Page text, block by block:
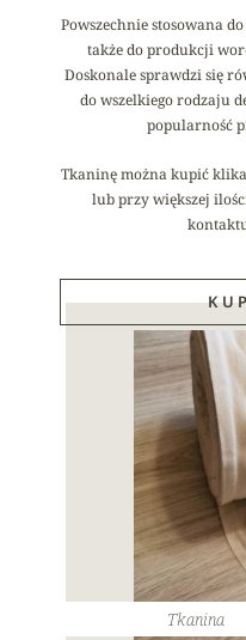
Powszechnie stosowana
także do produkcji
Doskonale sprawdzi się
do wszelkiego rodzaju
popularność
Tkaninę można kupić
lub przy większej
Tkanina